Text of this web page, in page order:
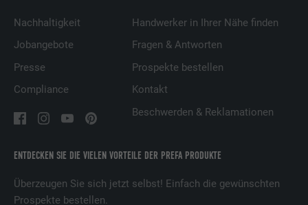
ENTDECKEN SIE DIE VIELEN VORTEILE DER PREFA PRODUKTE
Überzeugen Sie sich jetzt selbst! Einfach die gewünschten
Prospekte bestellen.
Nachhaltigkeit
Jobangebote
Presse
Compliance
Handwerker in Ihrer Nähe finden
Fragen & Antworten
Prospekte bestellen
Kontakt
Beschwerden & Reklamationen
Laufzeit
Zweck
mehreren Webseiten zu verfolgen, um
relevante Werbung basierend auf den
präsentieren.
Anbieter LinkedIn